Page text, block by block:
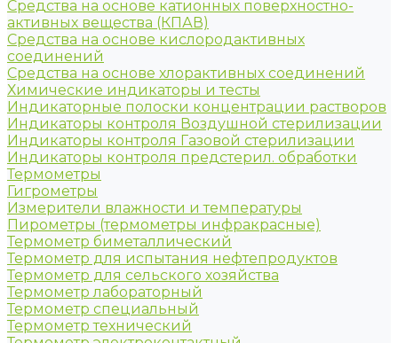
Средства на основе катионных поверхностно-
активных вещества (КПАВ)
Средства на основе кислородактивных
соединений
Средства на основе хлорактивных соединений
Химические индикаторы и тесты
Индикаторные полоски концентрации растворов
Индикаторы контроля Воздушной стерилизации
Индикаторы контроля Газовой стерилизации
Индикаторы контроля предстерил. обработки
Термометры
Гигрометры
Измерители влажности и температуры
Пирометры (термометры инфракрасные)
Термометр биметаллический
Термометр для испытания нефтепродуктов
Термометр для сельского хозяйства
Термометр лабораторный
Термометр специальный
Термометр технический